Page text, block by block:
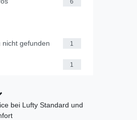
nicht gefunden 1
1
bei Lufty Standard und